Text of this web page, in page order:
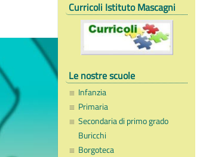
Curricoli Istituto Mascagni
Le nostre scuole
Infanzia
Primaria
Secondaria di primo grado
Buricchi
Borgoteca